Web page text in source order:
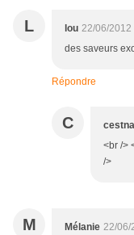
L lou 22/06/2012
des saveurs
Répondre
C
<br />
/>
M Mélanie 22/06/